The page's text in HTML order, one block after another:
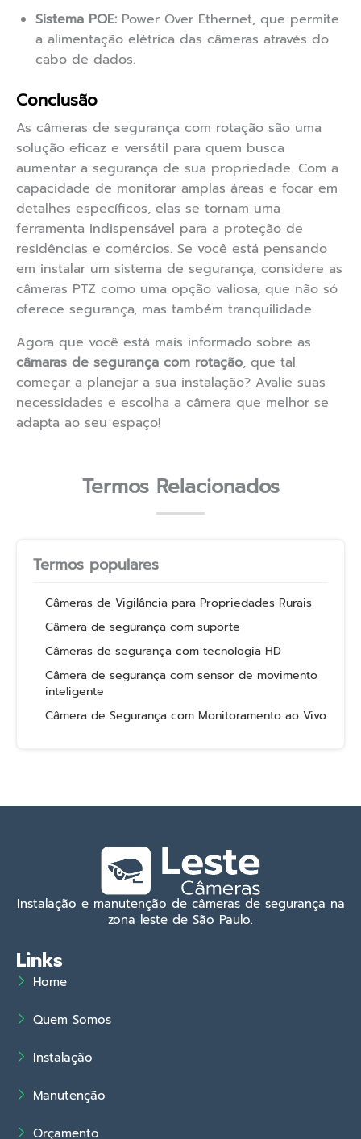
Sistema POE: Power Over Ethernet, que permite
a alimentação elétrica das câmeras através do
cabo de dados.
Conclusão
As câmeras de segurança com rotação são uma
solução eficaz e versátil para quem busca
aumentar a segurança de sua propriedade. Com a
capacidade de monitorar amplas áreas e focar em
detalhes específicos, elas se tornam uma
ferramenta indispensável para a proteção de
residências e comércios. Se você está pensando
em instalar um sistema de segurança, considere as
câmeras PTZ como uma opção valiosa, que não só
oferece segurança, mas também tranquilidade.
Agora que você está mais informado sobre as
câmaras de segurança com rotação, que tal
começar a planejar a sua instalação? Avalie suas
necessidades e escolha a câmera que melhor se
adapta ao seu espaço!
Termos Relacionados
Termos populares
Câmeras de Vigilância para Propriedades Rurais
Câmera de segurança com suporte
Câmeras de segurança com tecnologia HD
Câmera de segurança com sensor de movimento
inteligente
Câmera de Segurança com Monitoramento ao Vivo
Instalação e manutenção de câmeras de segurança na
zona leste de São Paulo.
Links
Home
Quem Somos
Instalação
Manutenção
Orçamento